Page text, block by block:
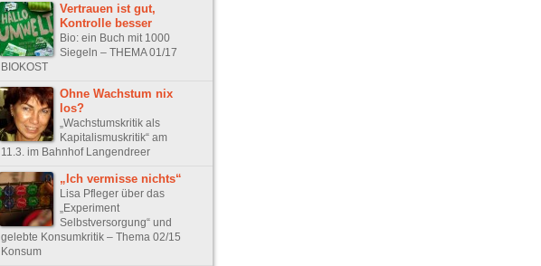
Vertrauen ist gut,
Kontrolle besser
Bio: ein Buch mit 1000
Siegeln – THEMA 01/17
BIOKOST
Ohne Wachstum nix
los?
„Wachstumskritik als
Kapitalismuskritik“ am
11.3. im Bahnhof Langendreer
„Ich vermisse nichts“
Lisa Pfleger über das
„Experiment
Selbstversorgung“ und
gelebte Konsumkritik – Thema 02/15
Konsum